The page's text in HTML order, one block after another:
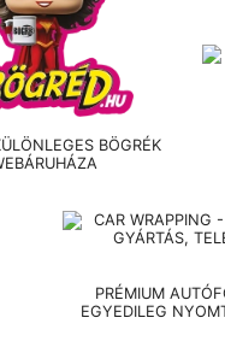
BÖGRÉK
PRÉMIUM
EGYEDILEG